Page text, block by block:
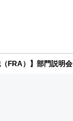
FRA）】部門説明会